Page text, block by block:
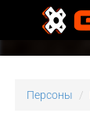
Персоны